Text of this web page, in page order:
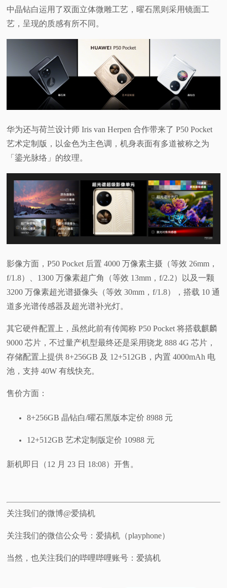
中晶钻白运用了双面立体微雕工艺，曜石黑则采用镜面工
艺，呈现的质感有所不同。
华为还与荷兰设计师 Iris van Herpen 合作带来了 P50 Pocket
艺术定制版，以金色为主色调，机身表面有多道被称之为
「鎏光脉络」的纹理。
影像方面，P50 Pocket 后置 4000 万像素主摄（等效 26mm，
f/1.8）、1300 万像素超广角（等效 13mm，f/2.2）以及一颗
3200 万像素超光谱摄像头（等效 30mm，f/1.8），搭载 10 通
道多光谱传感器及超光谱补光灯。
其它硬件配置上，虽然此前有传闻称 P50 Pocket 将搭载麒麟
9000 芯片，不过量产机型最终还是采用骁龙 888 4G 芯片，
存储配置上提供 8+256GB 及 12+512GB，内置 4000mAh 电
池，支持 40W 有线快充。
售价方面：
8+256GB 晶钻白/曜石黑版本定价 8988 元
12+512GB 艺术定制版定价 10988 元
新机即日（12 月 23 日 18:08）开售。
关注我们的微博@爱搞机
关注我们的微信公众号：爱搞机（playphone）
当然，也关注我们的哔哩哔哩账号：爱搞机